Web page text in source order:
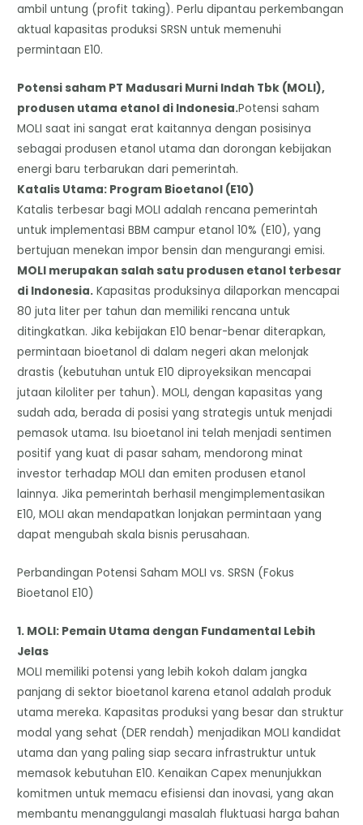
ambil untung (profit taking). Perlu dipantau perkembangan
aktual kapasitas produksi SRSN untuk memenuhi
permintaan E10.
Potensi saham PT Madusari Murni Indah Tbk (MOLI),
produsen utama etanol di Indonesia.​Potensi saham
MOLI saat ini sangat erat kaitannya dengan posisinya
sebagai produsen etanol utama dan dorongan kebijakan
energi baru terbarukan dari pemerintah.
Katalis Utama: Program Bioetanol (E10)
​Katalis terbesar bagi MOLI adalah rencana pemerintah
untuk implementasi BBM campur etanol 10% (E10), yang
bertujuan menekan impor bensin dan mengurangi emisi.
MOLI merupakan salah satu produsen etanol terbesar
di Indonesia. Kapasitas produksinya dilaporkan mencapai
80 juta liter per tahun dan memiliki rencana untuk
ditingkatkan. Jika kebijakan E10 benar-benar diterapkan,
permintaan bioetanol di dalam negeri akan melonjak
drastis (kebutuhan untuk E10 diproyeksikan mencapai
jutaan kiloliter per tahun). MOLI, dengan kapasitas yang
sudah ada, berada di posisi yang strategis untuk menjadi
pemasok utama. Isu bioetanol ini telah menjadi sentimen
positif yang kuat di pasar saham, mendorong minat
investor terhadap MOLI dan emiten produsen etanol
lainnya. Jika pemerintah berhasil mengimplementasikan
E10, MOLI akan mendapatkan lonjakan permintaan yang
dapat mengubah skala bisnis perusahaan.
​Perbandingan Potensi Saham MOLI vs. SRSN (Fokus
Bioetanol E10)
1. MOLI: Pemain Utama dengan Fundamental Lebih
Jelas
​MOLI memiliki potensi yang lebih kokoh dalam jangka
panjang di sektor bioetanol karena etanol adalah produk
utama mereka. Kapasitas produksi yang besar dan struktur
modal yang sehat (DER rendah) menjadikan MOLI kandidat
utama dan yang paling siap secara infrastruktur untuk
memasok kebutuhan E10. Kenaikan Capex menunjukkan
komitmen untuk memacu efisiensi dan inovasi, yang akan
membantu menanggulangi masalah fluktuasi harga bahan